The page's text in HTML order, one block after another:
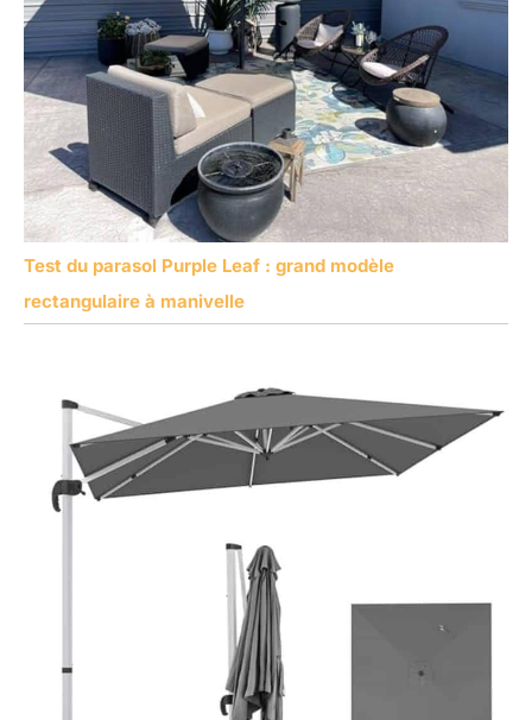
Test du parasol Purple Leaf : grand modèle
rectangulaire à manivelle